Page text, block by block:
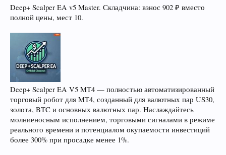
Deep+ Scalper EA v5 Master. Складчина: взнос 902 ₽ вместо
полной цены, мест 10.
Deep+ Scalper EA V5 MT4 — полностью автоматизированный
торговый робот для MT4, созданный для валютных пар US30,
золота, BTC и основных валютных пар. Наслаждайтесь
молниеносным исполнением, торговыми сигналами в режиме
реального времени и потенциалом окупаемости инвестиций
более 300% при просадке менее 1%.